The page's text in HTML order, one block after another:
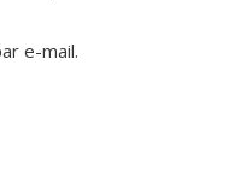
e-mail.